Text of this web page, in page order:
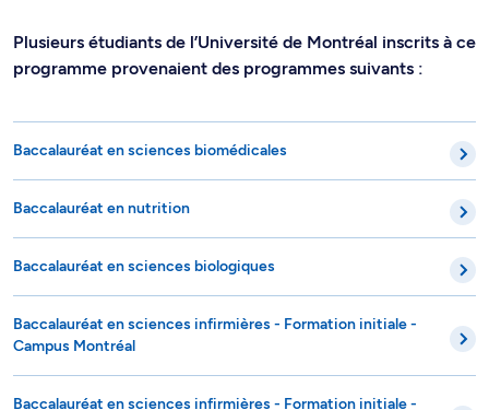
Plusieurs étudiants de l’Université de Montréal inscrits à ce
programme provenaient des programmes suivants :
Baccalauréat en sciences biomédicales
Baccalauréat en nutrition
Baccalauréat en sciences biologiques
Baccalauréat en sciences infirmières - Formation initiale -
Campus Montréal
Baccalauréat en sciences infirmières - Formation initiale -